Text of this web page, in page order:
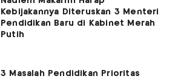
Kebijakannya Diteruskan 3 Menteri
Pendidikan Baru di Kabinet Merah
Putih
3 Masalah Pendidikan Prioritas